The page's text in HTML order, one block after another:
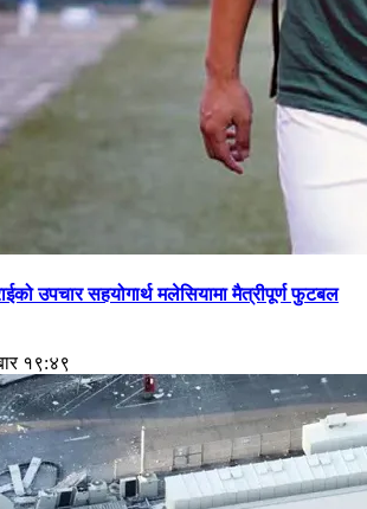
उपचार सहयोगार्थ मलेसियामा मैत्रीपूर्ण फुटबल
१९:४९